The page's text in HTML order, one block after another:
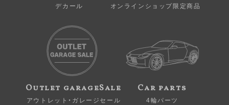
デカール オンラインショップ限定商品
Outlet garageSale
アウトレット・ガレージセール
Car parts
4輪パーツ